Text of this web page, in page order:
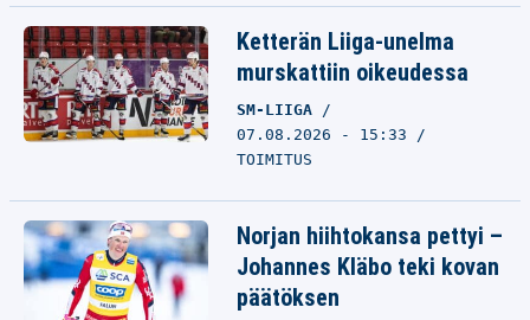
Ketterän Liiga-unelma
murskattiin oikeudessa
SM-LIIGA
07.08.2026 - 15:33
TOIMITUS
Norjan hiihtokansa pettyi –
Johannes Kläbo teki kovan
päätöksen